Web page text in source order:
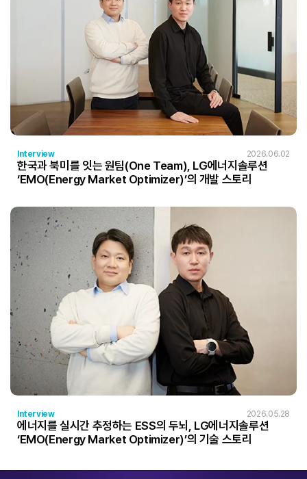
Interview 2026.06.02
한국과 북미를 잇는 원팀(One Team), LG에너지솔루션
‘EMO(Energy Market Optimizer)’의 개발 스토리
Interview 2026.05.28
에너지를 실시간 추정하는 ESS의 두뇌, LG에너지솔루션
‘EMO(Energy Market Optimizer)’의 기술 스토리